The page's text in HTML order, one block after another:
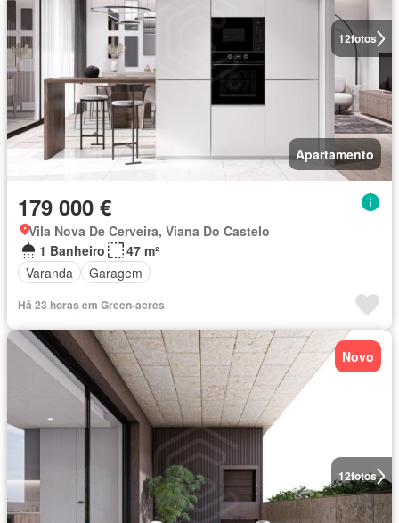
12fotos
Apartamento
179 000 €
Vila Nova De Cerveira, Viana Do Castelo
1 Banheiro
47 m²
Varanda
Garagem
Há 23 horas em Green-acres
12fotos
Novo